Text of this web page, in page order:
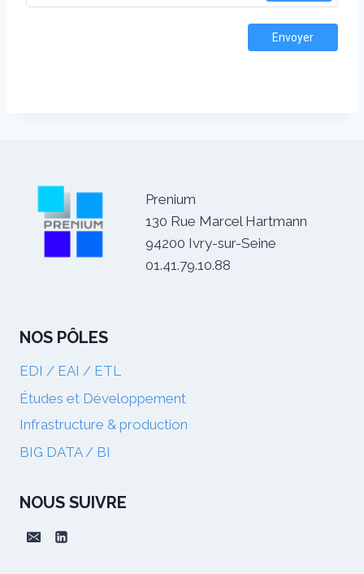
Envoyer
Prenium
130 Rue Marcel Hartmann
94200 Ivry-sur-Seine
01.41.79.10.88
NOS PÔLES
EDI / EAI / ETL
Études et Développement
Infrastructure & production
BIG DATA / BI
NOUS SUIVRE